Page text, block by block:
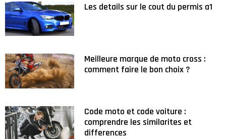
Les details sur le cout du permis a1
Meilleure marque de moto cross :
comment faire le bon choix ?
Code moto et code voiture :
comprendre les similarites et
differences